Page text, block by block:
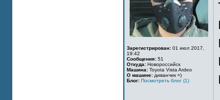
Зарегистрирован: 01 июл 2017,
19:42
Сообщения: 51
Откуда: Новороссийск
Машина: Toyota Vista Ardeo
О машине: диванчик =)
Блог: Посмотреть блог (1)